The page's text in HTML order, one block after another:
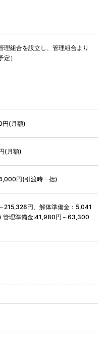
理組合を設立し、管理組合より
）
円(月額)
(月額)
円(引渡時一括)
215,328円、解体準備金：5,041
管理準備金:41,980円～63,300